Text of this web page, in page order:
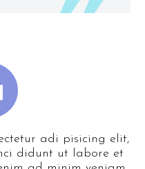
adi pisicing elit,
didunt ut labore et